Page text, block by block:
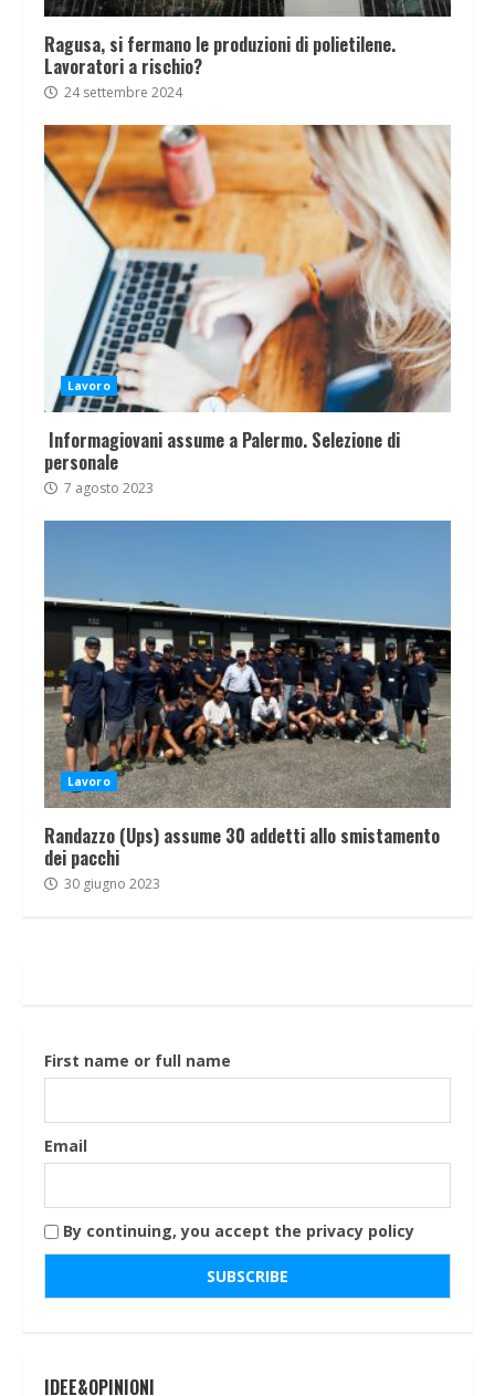
Ragusa, si fermano le produzioni di polietilene.
Lavoratori a rischio?
24 settembre 2024
Lavoro
Informagiovani assume a Palermo. Selezione di
personale
7 agosto 2023
Lavoro
Randazzo (Ups) assume 30 addetti allo smistamento
dei pacchi
30 giugno 2023
First name or full name
Email
By continuing, you accept the privacy policy
IDEE&OPINIONI